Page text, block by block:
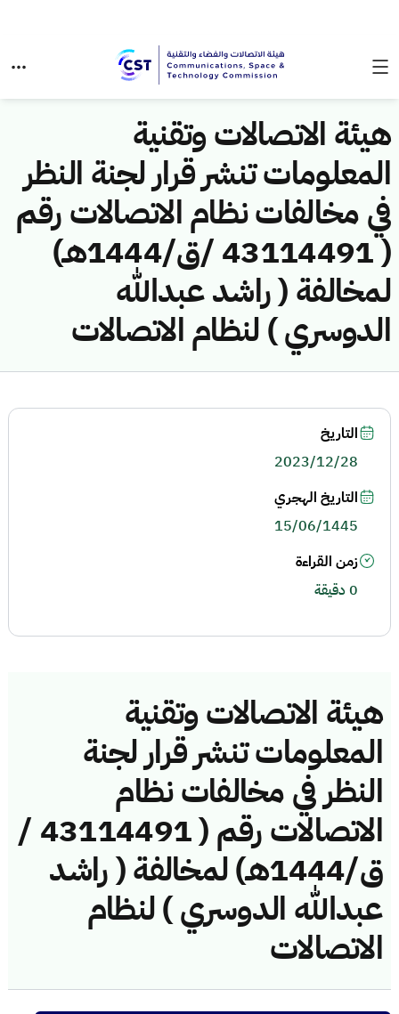
هيئة الاتصالات وتقنية
المعلومات تنشر قرار لجنة النظر
في مخالفات نظام الاتصالات رقم
( 43114491 /ق/1444هـ)
لمخالفة ( راشد عبدالله
الدوسري ) لنظام الاتصالات
هيئة الاتصالات وتقنية
المعلومات تنشر قرار لجنة
النظر في مخالفات نظام
الاتصالات رقم ( 43114491 /
ق/1444هـ) لمخالفة ( راشد
عبدالله الدوسري ) لنظام
الاتصالات
التاريخ
2023/12/28
التاريخ الهجري
15/06/1445
زمن القراءة
0 دقيقة